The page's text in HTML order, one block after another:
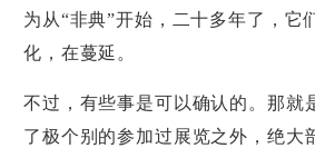
为从“非典”开始，二十多年了，它
化，在蔓延。
不过，有些事是可以确认的。那就
了极个别的参加过展览之外，绝大